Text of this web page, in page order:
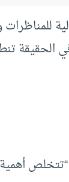
الحقيقة
“تتخلص